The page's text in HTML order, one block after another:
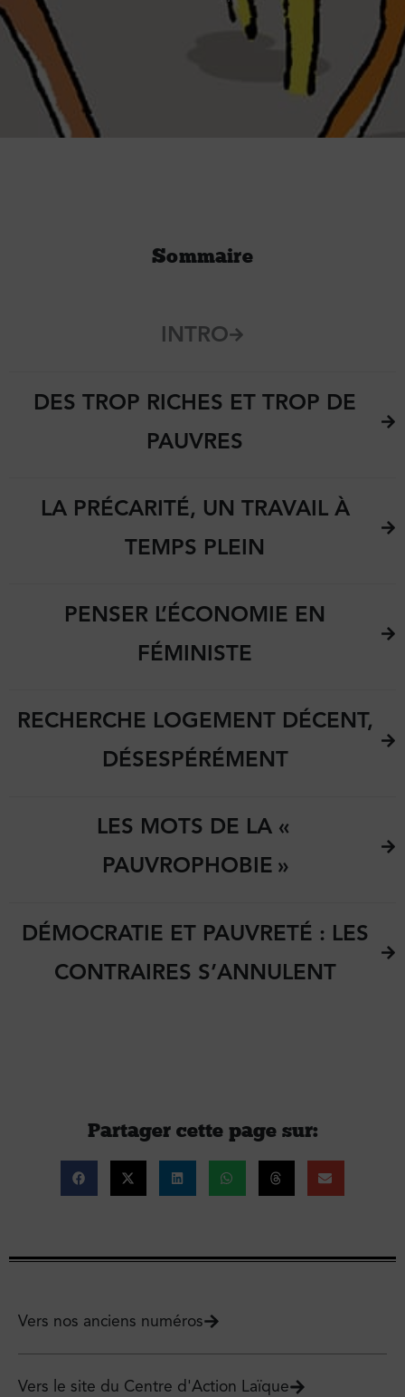
Sommaire
INTRO
DES TROP RICHES ET TROP DE
PAUVRES
LA PRÉCARITÉ, UN TRAVAIL À
TEMPS PLEIN
PENSER L’ÉCONOMIE EN
FÉMINISTE
RECHERCHE LOGEMENT DÉCENT,
DÉSESPÉRÉMENT
LES MOTS DE LA «
PAUVROPHOBIE »
DÉMOCRATIE ET PAUVRETÉ : LES
CONTRAIRES S’ANNULENT
Partager cette page sur :
Vers nos anciens numéros
Vers le site du Centre d'Action Laïque